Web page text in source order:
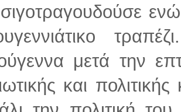
μετά την
και